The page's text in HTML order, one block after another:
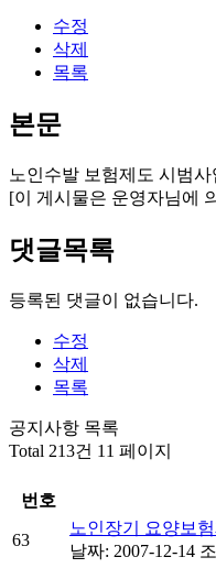
수정
삭제
목록
본문
노인수발 보험제도 시범사
[이 게시물은 운영자님에
댓글목록
등록된 댓글이 없습니다.
수정
삭제
목록
공지사항 목록
Total 213건 11 페이지
번호
63
노인장기 요양보
날짜: 2007-12-14